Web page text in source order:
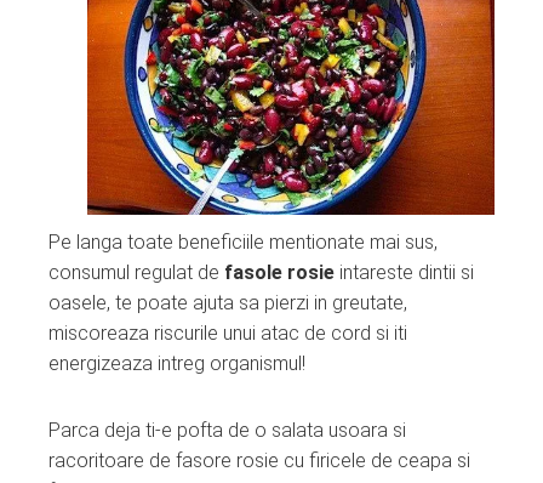
Pe langa toate beneficiile mentionate mai sus,
consumul regulat de fasole rosie intareste dintii si
oasele, te poate ajuta sa pierzi in greutate,
miscoreaza riscurile unui atac de cord si iti
energizeaza intreg organismul!
Parca deja ti-e pofta de o salata usoara si
racoritoare de fasore rosie cu firicele de ceapa si